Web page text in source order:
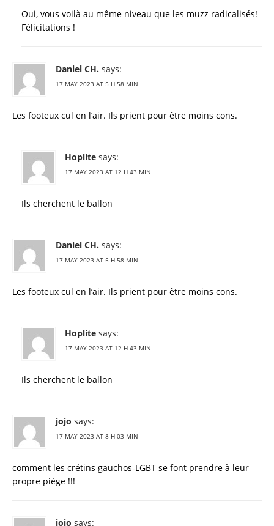
Oui, vous voilà au même niveau que les muzz radicalisés!
Félicitations !
Daniel CH. says:
17 MAY 2023 AT 5 H 58 MIN
Les footeux cul en l’air. Ils prient pour être moins cons.
Hoplite says:
17 MAY 2023 AT 12 H 43 MIN
Ils cherchent le ballon
Daniel CH. says:
17 MAY 2023 AT 5 H 58 MIN
Les footeux cul en l’air. Ils prient pour être moins cons.
Hoplite says:
17 MAY 2023 AT 12 H 43 MIN
Ils cherchent le ballon
jojo says:
17 MAY 2023 AT 8 H 03 MIN
comment les crétins gauchos-LGBT se font prendre à leur
propre piège !!!
jojo says: